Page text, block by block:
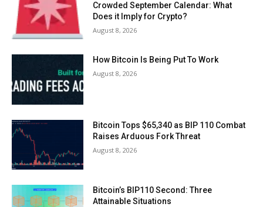
Crowded September Calendar: What
Does it Imply for Crypto?
August 8, 2026
How Bitcoin Is Being Put To Work
August 8, 2026
Bitcoin Tops $65,340 as BIP 110 Combat
Raises Arduous Fork Threat
August 8, 2026
Bitcoin’s BIP110 Second: Three
Attainable Situations